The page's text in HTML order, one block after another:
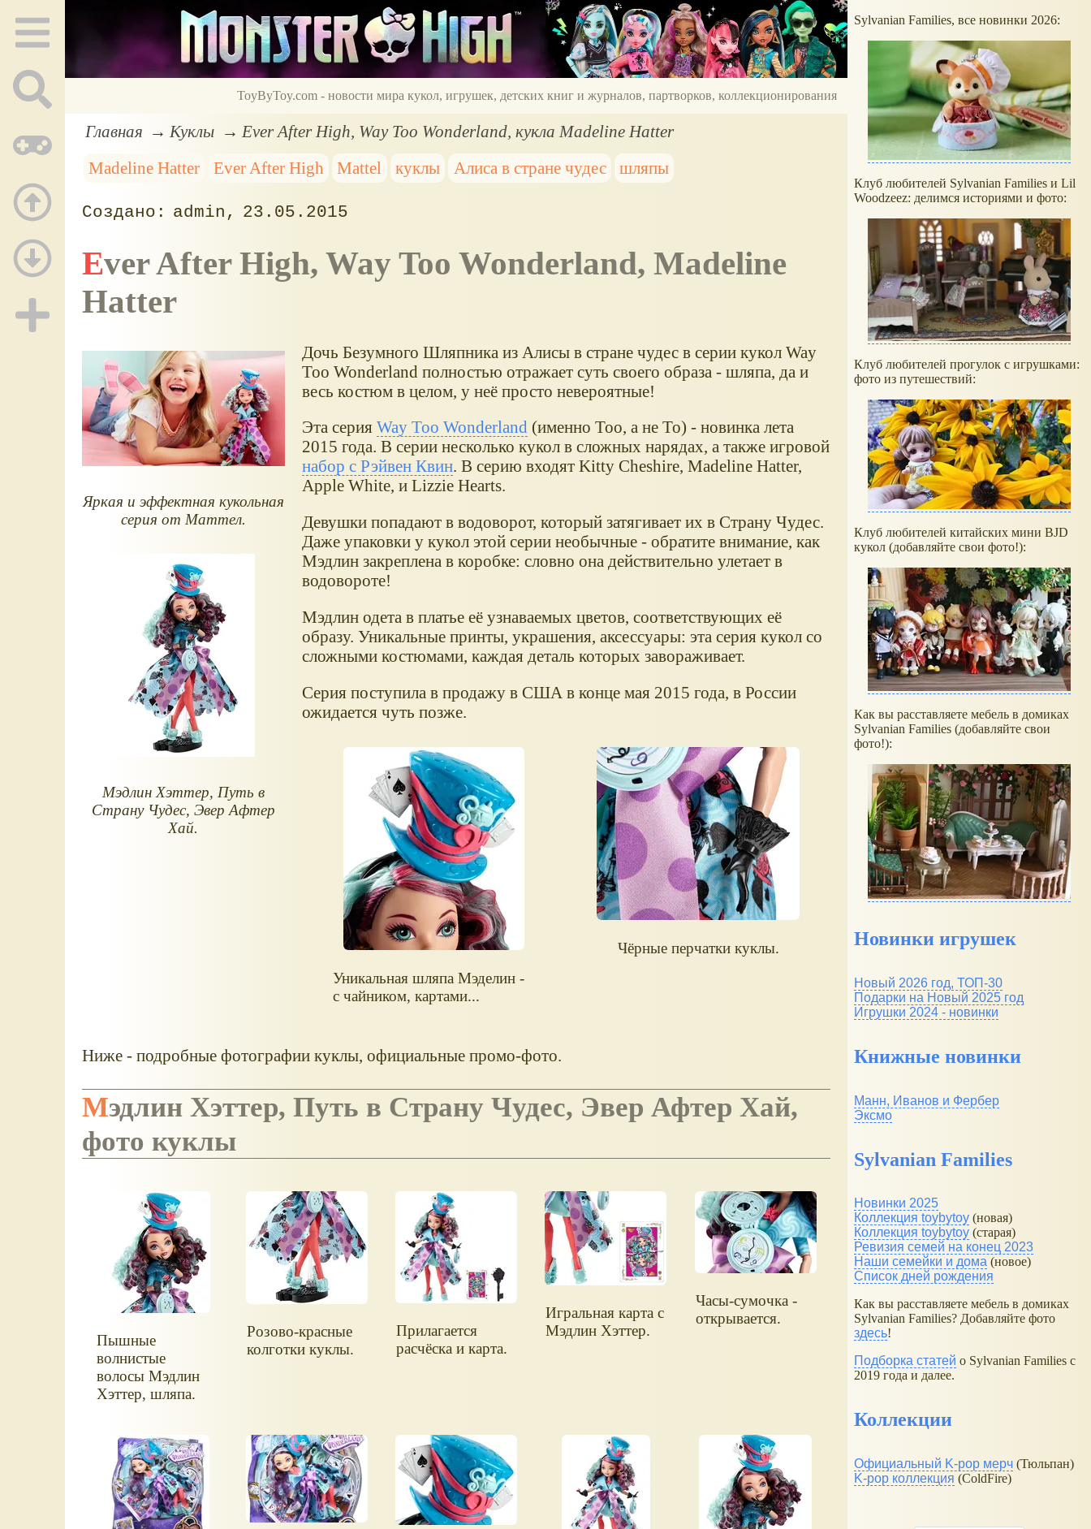
ToyByToy.com - новости мира кукол, игрушек, детских книг и журналов, партворков, коллекционирования
Главная Куклы
Ever After High, Way Too Wonderland, кукла Madeline Hatter
Madeline Hatter
Ever After High Mattel куклы Алиса в стране чудес шляпы
admin 23.05.2015
Ever After High, Way Too Wonderland, Madeline
Hatter
Яркая и эффектная кукольная
серия от Маттел.
Дочь Безумного Шляпника из Алисы в стране чудес в серии кукол Way
Too Wonderland полностью отражает суть своего образа - шляпа, да и
весь костюм в целом, у неё просто невероятные!
Эта серия Way Too Wonderland (именно Too, а не To) - новинка лета
2015 года. В серии несколько кукол в сложных нарядах, а также игровой
набор с Рэйвен Квин. В серию входят Kitty Cheshire, Madeline Hatter,
Apple White, и Lizzie Hearts.
Мэдлин Хэттер, Путь в
Страну Чудес, Эвер Афтер
Хай.
Девушки попадают в водоворот, который затягивает их в Страну Чудес.
Даже упаковки у кукол этой серии необычные - обратите внимание, как
Мэдлин закреплена в коробке: словно она действительно улетает в
водовороте!
Мэдлин одета в платье её узнаваемых цветов, соответствующих её
образу. Уникальные принты, украшения, аксессуары: эта серия кукол со
сложными костюмами, каждая деталь которых завораживает.
Серия поступила в продажу в США в конце мая 2015 года, в России
ожидается чуть позже.
Уникальная шляпа Мэделин -
с чайником, картами...
Чёрные перчатки куклы.
Ниже - подробные фотографии куклы, официальные промо-фото.
Мэдлин Хэттер, Путь в Страну Чудес, Эвер Афтер Хай,
фото куклы
Пышные
волнистые
волосы Мэдлин
Хэттер, шляпа.
Розово-красные
колготки куклы.
Прилагается
расчёска и карта.
Игральная карта с
Мэдлин Хэттер.
Часы-сумочка -
открывается.
Sylvanian Families, все новинки 2026:
Клуб любителей Sylvanian Families и Lil
Woodzeez: делимся историями и фото:
Клуб любителей прогулок с игрушками:
фото из путешествий:
Клуб любителей китайских мини BJD
кукол (добавляйте свои фото!):
Как вы расставляете мебель в домиках
Sylvanian Families (добавляйте свои
фото!):
Новинки игрушек
Новый 2026 год, ТОП-30
Подарки на Новый 2025 год
Игрушки 2024 - новинки
Книжные новинки
Манн, Иванов и Фербер
Эксмо
Sylvanian Families
Новинки 2025
Коллекция toybytoy (новая)
Коллекция toybytoy (старая)
Ревизия семей на конец 2023
Наши семейки и дома (новое)
Список дней рождения
Как вы расставляете мебель в домиках
Sylvanian Families? Добавляйте фото
здесь!
Подборка статей о Sylvanian Families с
2019 года и далее.
Коллекции
Официальный K-pop мерч (Тюльпан)
K-pop коллекция (ColdFire)